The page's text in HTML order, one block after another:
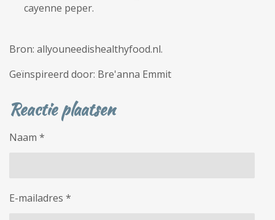
cayenne peper.
Bron: allyouneedishealthyfood.nl.
Geïnspireerd door: Bre'anna Emmit
Reactie plaatsen
Naam *
E-mailadres *